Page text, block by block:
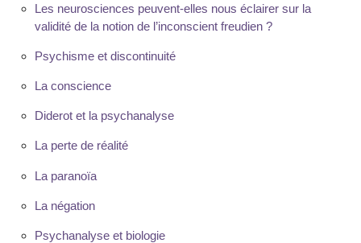
Les neurosciences peuvent-elles nous éclairer sur la
validité de la notion de l’inconscient freudien ?
Psychisme et discontinuité
La conscience
Diderot et la psychanalyse
La perte de réalité
La paranoïa
La négation
Psychanalyse et biologie